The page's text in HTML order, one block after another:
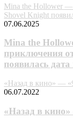
Mina the Hollower —
Shovel Knight
07.06.2025
Mina the
приключения
появилась
«Назад в кино» —
06.07.2022
«Назад в